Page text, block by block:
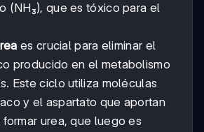
(NH₃), que es tóxico para el
es crucial para eliminar el
producido en el metabolismo
Este ciclo utiliza moléculas
y el aspartato que aportan
urea, que luego es